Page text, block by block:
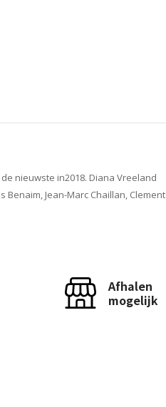
nieuwste in2018. Diana Vreeland
Jean-Marc Chaillan, Clement
Afhalen
mogelijk